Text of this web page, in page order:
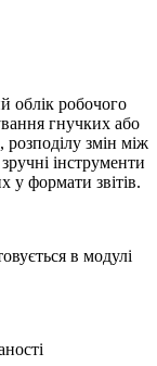
облік робочого
гнучких або
розподілу змін між
інструменти
у формати звітів.
в модулі